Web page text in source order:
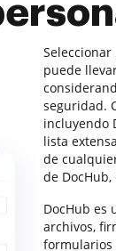
puede
seguridad.
incluyendo
lista
de
de
DocHub es
archivos,
formularios